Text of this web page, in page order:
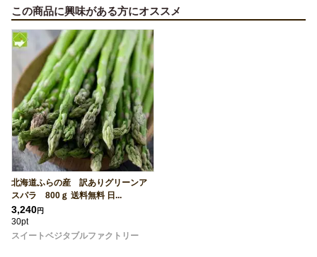
この商品に興味がある方にオススメ
北海道ふらの産 訳ありグリーンア
スパラ 800ｇ 送料無料 日...
3,240円
30pt
スイートベジタブルファクトリー